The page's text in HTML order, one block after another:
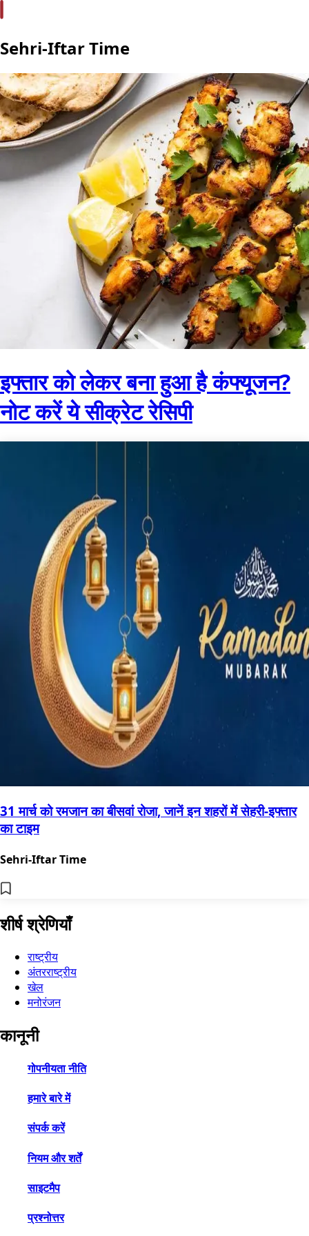
Sehri-Iftar Time
इफ्तार को लेकर बना हुआ है कंफ्यूजन?
नोट करें ये सीक्रेट रेसिपी
31 मार्च को रमजान का बीसवां रोजा, जानें इन शहरों में सेहरी-इफ्तार
का टाइम
Sehri-Iftar Time
शीर्ष श्रेणियाँ
राष्ट्रीय
अंतरराष्ट्रीय
खेल
मनोरंजन
कानूनी
गोपनीयता नीति
हमारे बारे में
संपर्क करें
नियम और शर्तें
साइटमैप
प्रश्नोत्तर